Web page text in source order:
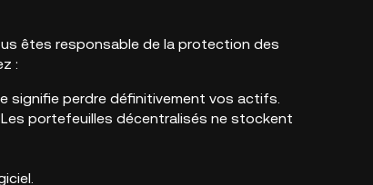
êtes responsable de la protection des
:
signifie perdre définitivement vos actifs.
portefeuilles décentralisés ne stockent